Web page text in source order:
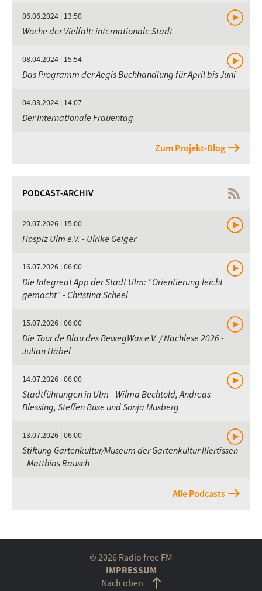
06.06.2024 | 13:50
Woche der Vielfalt: internationale Stadt
08.04.2024 | 15:54
Das Programm der Aegis Buchhandlung für April bis Juni
04.03.2024 | 14:07
Der Internationale Frauentag
Zum Projekt-Blog
PODCAST-ARCHIV
20.07.2026 | 15:00
Hospiz Ulm e.V. - Ulrike Geiger
16.07.2026 | 06:00
Die Integreat App der Stadt Ulm: "Orientierung leicht
gemacht" - Christina Scheel
15.07.2026 | 06:00
Die Tour de Blau des BewegWas e.V. / Nachlese 2026 -
Julian Häbel
14.07.2026 | 06:00
Stadtführungen in Ulm - Wilma Bechtold, Andreas
Blessing, Steffen Buse und Sonja Musberg
13.07.2026 | 06:00
Stiftung Gartenkultur/Museum der Gartenkultur Illertissen
- Matthias Rausch
Alle Podcasts
© 2026 Radio free FM
IMPRESSUM
Nach oben